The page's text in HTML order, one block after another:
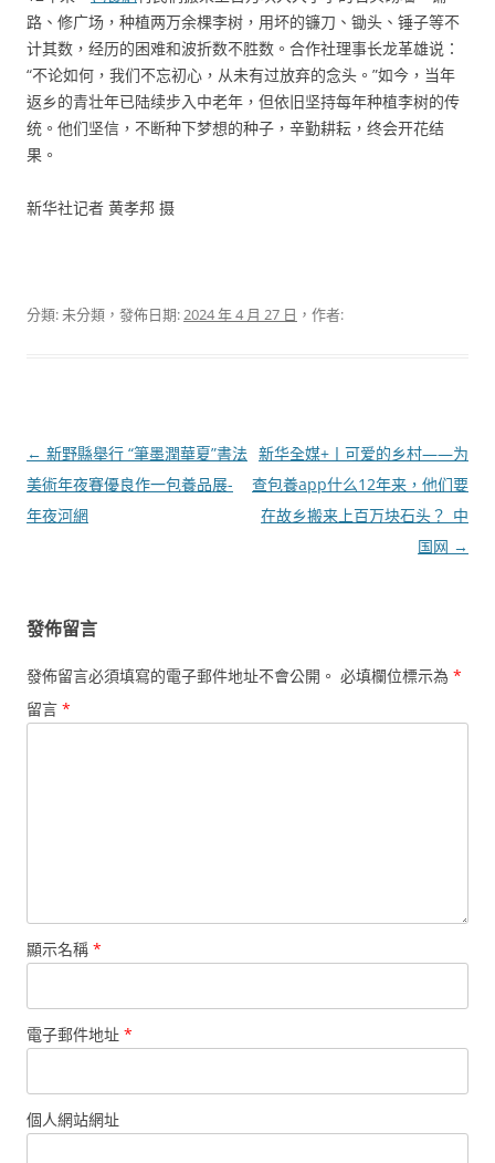
路、修广场，种植两万余棵李树，用坏的镰刀、锄头、锤子等不
计其数，经历的困难和波折数不胜数。合作社理事长龙革雄说：
“不论如何，我们不忘初心，从未有过放弃的念头。”如今，当年
返乡的青壮年已陆续步入中老年，但依旧坚持每年种植李树的传
统。他们坚信，不断种下梦想的种子，辛勤耕耘，终会开花结
果。
新华社记者 黄孝邦 摄
分類: 未分類，發佈日期:2024 年 4 月 27 日 ，作者:
文
章
導
← 新野縣舉行 “筆墨潤華夏”書法
美術年夜賽優良作一包養品展-
年夜河網
新华全媒+丨可爱的乡村——为
查包養app什么12年来，他们要
在故乡搬来上百万块石头？_中
国网 →
發佈留言
發佈留言必須填寫的電子郵件地址不會公開。 必填欄位標示為 *
留言 *
顯示名稱 *
電子郵件地址 *
個人網站網址